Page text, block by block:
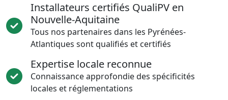
Installateurs certifiés QualiPV en
Nouvelle-Aquitaine
Tous nos partenaires dans les Pyrénées-
Atlantiques sont qualifiés et certifiés
Expertise locale reconnue
Connaissance approfondie des spécificités
locales et réglementations